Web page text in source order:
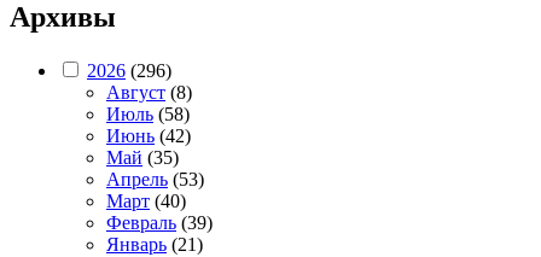
Архивы
2026 (296)
Август (8)
Июль (58)
Июнь (42)
Май (35)
Апрель (53)
Март (40)
Февраль (39)
Январь (21)